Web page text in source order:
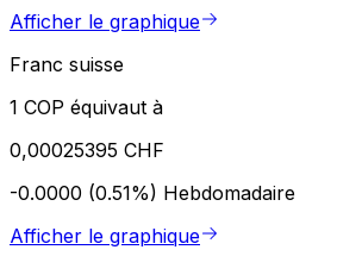
Afficher le graphique
Franc suisse
1 COP équivaut à
0,00025395 CHF
-0.0000 (0.51%) Hebdomadaire
Afficher le graphique